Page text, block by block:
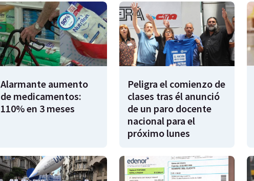
Alarmante aumento
de medicamentos:
110% en 3 meses
Peligra el comienzo de
clases tras él anunció
de un paro docente
nacional para el
próximo lunes